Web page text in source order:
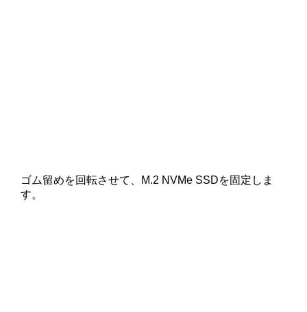
ゴム留めを回転させて、M.2 NVMe SSDを固定しま
す。